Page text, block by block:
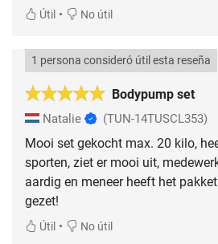
Útil • No útil
Bodypump set
1 persona consideró útil esta reseña
Natalie (TUN-14TUSCL353)
Mooi set gekocht max. 20 kilo,
sporten, ziet er mooi uit,
aardig en meneer heeft het
gezet!
Útil • No útil